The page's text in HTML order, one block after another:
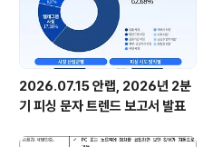
2026.07.15 안랩, 2026년 2분
기 피싱 문자 트렌드 보고서 발표